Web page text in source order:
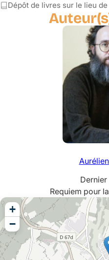
Dépôt de livres sur le lieu
Aurélien
Requiem pour
+
−